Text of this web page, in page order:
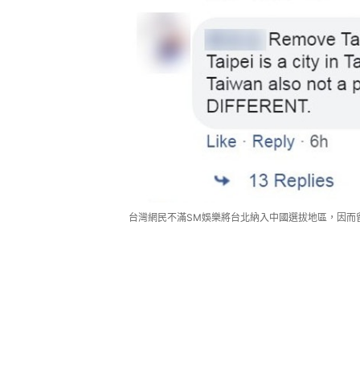
台灣網民不滿SM娛樂將台北納入中國選拔地區，因